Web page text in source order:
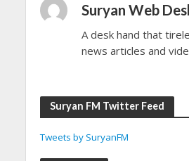
Suryan Web
A desk hand that
news articles and
Suryan FM Twitter Feed
Tweets by SuryanFM